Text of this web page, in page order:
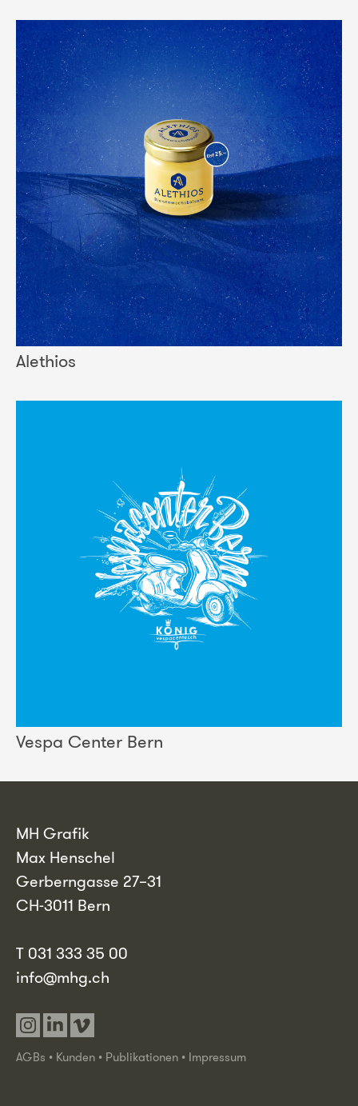
Alethios
Vespa Center Bern
MH Grafik
Max Henschel
Gerberngasse 27–31
CH-3011 Bern
T 031 333 35 00
info@mhg.ch
InstagramLinkedin
Vimeo
AGBs • Kunden • Publikationen • Impressum